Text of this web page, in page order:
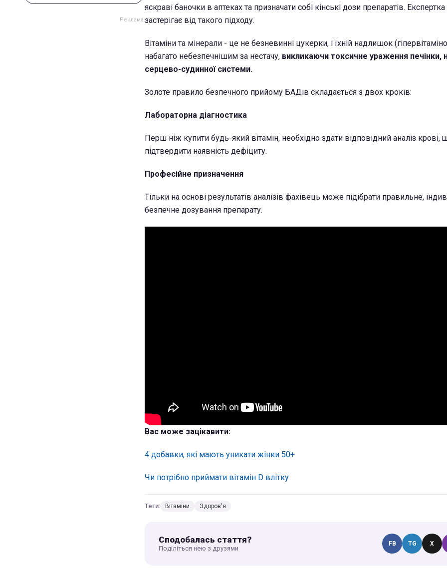
яскраві баночки в аптеках та призначати собі кінські дози препаратів.
застерігає від такого підходу.
Вітаміни та мінерали - це не безневинні цукерки, і їхній надлишок
набагато небезпечнішим за нестачу, викликаючи токсичне ураження печінки,
серцево-судинної системи.
Золоте правило безпечного прийому БАДів складається з двох кроків:
Лабораторна діагностика
Перш ніж купити будь-який вітамін, необхідно здати відповідний аналіз крові,
підтвердити наявність дефіциту.
Професійне призначення
Тільки на основі результатів аналізів фахівець може підібрати правильне,
безпечне дозування препарату.
Вас може зацікавити:
4 добавки, які мають уникати жінки 50+
Чи потрібно приймати вітамін D влітку
Теги: Вітаміни Здоров'я
Сподобалась стаття?
Поділіться нею з друзями
FB TG X